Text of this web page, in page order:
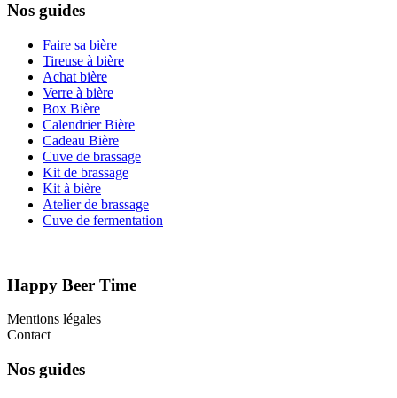
Nos guides
Faire sa bière
Tireuse à bière
Achat bière
Verre à bière
Box Bière
Calendrier Bière
Cadeau Bière
Cuve de brassage
Kit de brassage
Kit à bière
Atelier de brassage
Cuve de fermentation
Happy Beer Time
Mentions légales
Contact
Nos guides